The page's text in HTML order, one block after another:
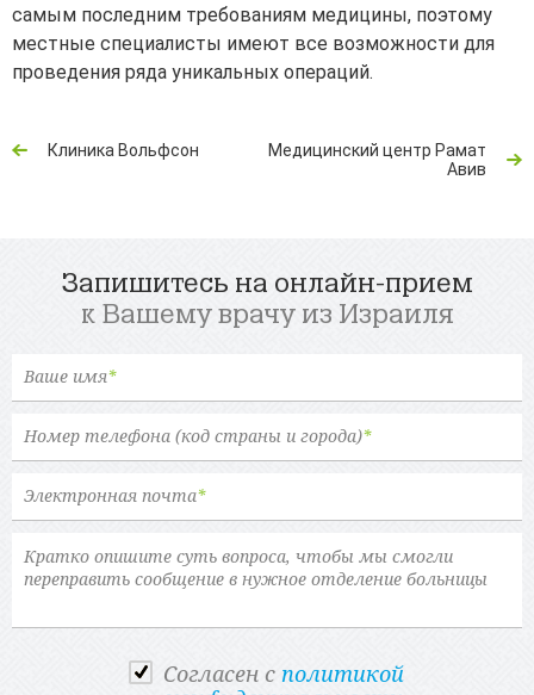
самым последним требованиям медицины, поэтому
местные специалисты имеют все возможности для
проведения ряда уникальных операций.
Клиника Вольфсон
Медицинский центр Рамат
Авив
Запишитесь на онлайн-прием
к Вашему врачу из Израиля
Ваше имя*
Номер телефона (код страны и города)*
Электронная почта*
Cогласен с политикой